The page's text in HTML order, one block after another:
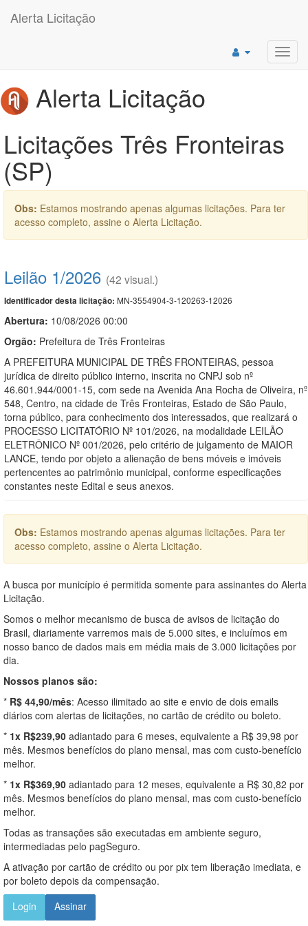
Alerta Licitação
Alerta Licitação
Licitações Três Fronteiras
(SP)
Obs: Estamos mostrando apenas algumas licitações. Para ter
acesso completo, assine o Alerta Licitação.
Leilão 1/2026 (42 visual.)
Identificador desta licitação: MN-3554904-3-120263-12026
Abertura: 10/08/2026 00:00
Orgão: Prefeitura de Três Fronteiras
A PREFEITURA MUNICIPAL DE TRÊS FRONTEIRAS, pessoa
jurídica de direito público interno, inscrita no CNPJ sob nº
46.601.944/0001-15, com sede na Avenida Ana Rocha de Oliveira, nº
548, Centro, na cidade de Três Fronteiras, Estado de São Paulo,
torna público, para conhecimento dos interessados, que realizará o
PROCESSO LICITATÓRIO Nº 101/2026, na modalidade LEILÃO
ELETRÔNICO Nº 001/2026, pelo critério de julgamento de MAIOR
LANCE, tendo por objeto a alienação de bens móveis e imóveis
pertencentes ao patrimônio municipal, conforme especificações
constantes neste Edital e seus anexos.
Obs: Estamos mostrando apenas algumas licitações. Para ter
acesso completo, assine o Alerta Licitação.
A busca por município é permitida somente para assinantes do Alerta
Licitação.
Somos o melhor mecanismo de busca de avisos de licitação do
Brasil, diariamente varremos mais de 5.000 sites, e incluímos em
nosso banco de dados mais em média mais de 3.000 licitações por
dia.
Nossos planos são:
* R$ 44,90/mês: Acesso ilimitado ao site e envio de dois emails
diários com alertas de licitações, no cartão de crédito ou boleto.
* 1x R$239,90 adiantado para 6 meses, equivalente a R$ 39,98 por
mês. Mesmos benefícios do plano mensal, mas com custo-benefício
melhor.
* 1x R$369,90 adiantado para 12 meses, equivalente a R$ 30,82 por
mês. Mesmos benefícios do plano mensal, mas com custo-benefício
melhor.
Todas as transações são executadas em ambiente seguro,
intermediadas pelo pagSeguro.
A ativação por cartão de crédito ou por pix tem liberação imediata, e
por boleto depois da compensação.
Login
Assinar